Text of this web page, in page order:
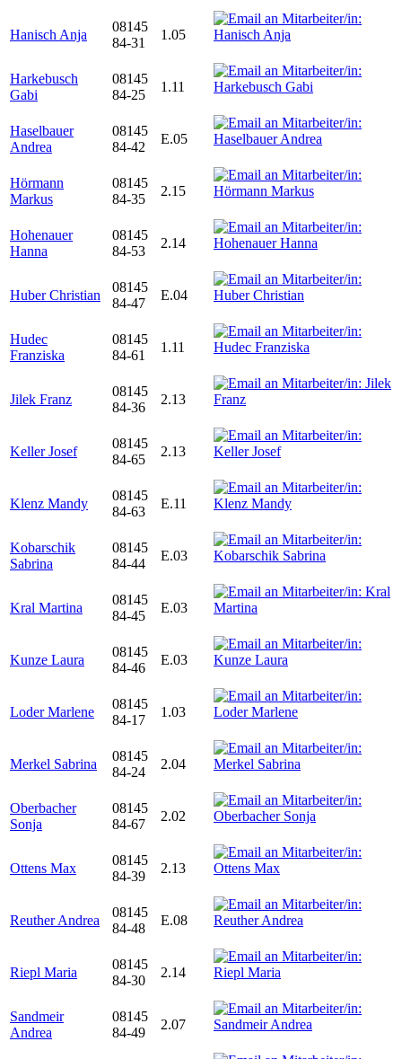
Hanisch Anja
08145
84-31
1.05
Harkebusch
Gabi
08145
84-25
1.11
Haselbauer
Andrea
08145
84-42
E.05
Hörmann
Markus
08145
84-35
2.15
Hohenauer
Hanna
08145
84-53
2.14
Huber Christian
08145
84-47
E.04
Hudec
Franziska
08145
84-61
1.11
Jilek Franz
08145
84-36
2.13
Keller Josef
08145
84-65
2.13
Klenz Mandy
08145
84-63
E.11
Kobarschik
Sabrina
08145
84-44
E.03
Kral Martina
08145
84-45
E.03
Kunze Laura
08145
84-46
E.03
Loder Marlene
08145
84-17
1.03
Merkel Sabrina
08145
84-24
2.04
Oberbacher
Sonja
08145
84-67
2.02
Ottens Max
08145
84-39
2.13
Reuther Andrea
08145
84-48
E.08
Riepl Maria
08145
84-30
2.14
Sandmeir
Andrea
08145
84-49
2.07